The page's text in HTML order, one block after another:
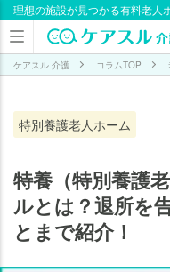
理想の施設が見つかる有料老人
ケアスル 介護 コラムTOP
特別養護老人ホーム
特養（特別養護
ルとは？退所を
とまで紹介！
特養
（特
護老
人ホ
ム）
の3
か月
ルー